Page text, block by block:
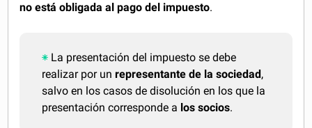
no está obligada al pago del impuesto.
La presentación del impuesto se debe
realizar por unrepresentante de la sociedad,
salvo en los casos de disolución en los que la
presentación corresponde a los socios.